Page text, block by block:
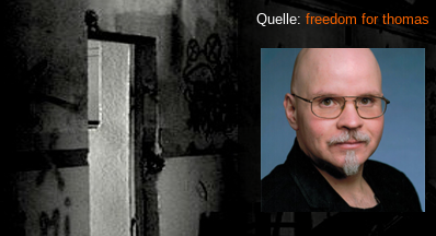
Quelle: freedom for thomas